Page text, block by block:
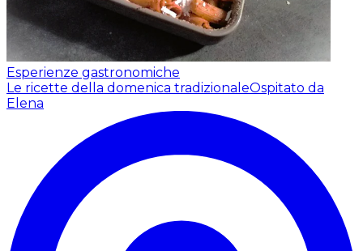
Esperienze gastronomiche
Le ricette della domenica tradizionaleOspitato da
Elena